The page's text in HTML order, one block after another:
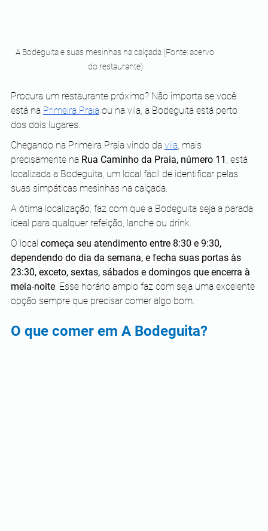
A Bodeguita e suas mesinhas na calçada (Fonte: acervo
do restaurante)
Procura um restaurante próximo? Não importa se você
está na Primeira Praia ou na vila, a Bodeguita está perto
dos dois lugares.
Chegando na Primeira Praia vindo da vila, mais
precisamente na Rua Caminho da Praia, número 11 , está
localizada a Bodeguita, um local fácil de identificar pelas
suas simpáticas mesinhas na calçada.
A ótima localização, faz com que a Bodeguita seja a parada
ideal para qualquer refeição, lanche ou drink.
O local começa seu atendimento entre 8:30 e 9:30,
dependendo do dia da semana, e fecha suas portas às
23:30, exceto, sextas, sábados e domingos que encerra à
meia-noite. Esse horário amplo faz com seja uma excelente
opção sempre que precisar comer algo bom.
O que comer em A Bodeguita?